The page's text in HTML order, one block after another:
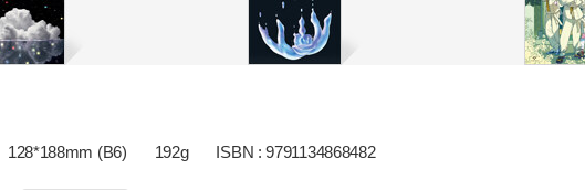
128*188mm (B6) 192g ISBN : 9791134868482